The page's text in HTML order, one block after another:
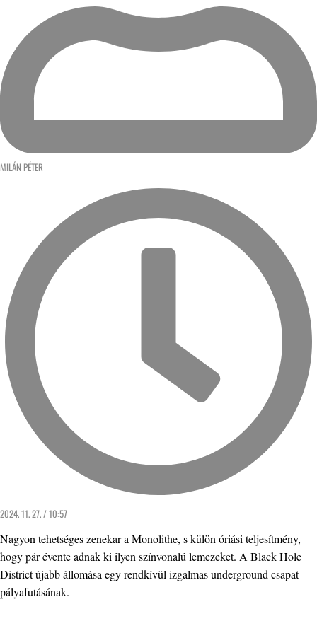
MILÁN PÉTER
2024. 11. 27. / 10:57
Nagyon tehetséges zenekar a Monolithe, s külön óriási teljesítmény,
hogy pár évente adnak ki ilyen színvonalú lemezeket. A Black Hole
District újabb állomása egy rendkívül izgalmas underground csapat
pályafutásának.